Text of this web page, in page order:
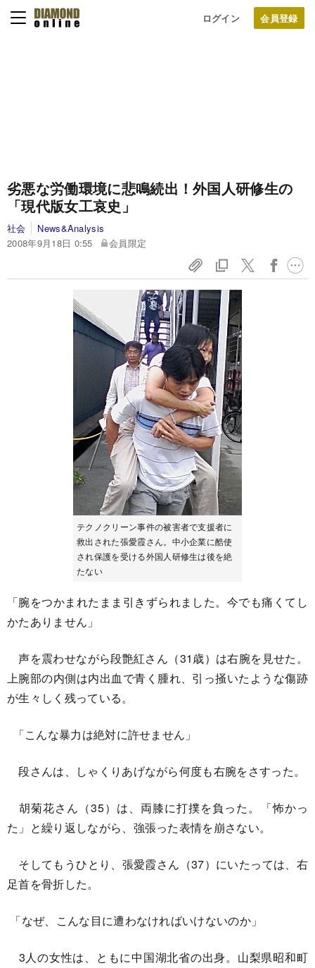
ログイン
劣悪な労働環境に悲鳴続出！外国人研修生の
「現代版女工哀史」
社会
News&Analysis
2008年9月18日 0:55
会員限定
テクノクリーン事件の被害者で支援者に
救出された張愛霞さん。中小企業に酷使
され保護を受ける外国人研修生は後を絶
たない
「腕をつかまれたまま引きずられました。今でも痛くてし
かたありません」
声を震わせながら段艶紅さん（31歳）は右腕を見せた。
上腕部の内側は内出血で青く腫れ、引っ掻いたような傷跡
が生々しく残っている。
「こんな暴力は絶対に許せません」
段さんは、しゃくりあげながら何度も右腕をさすった。
胡菊花さん（35）は、両膝に打撲を負った。「怖かっ
た」と繰り返しながら、強張った表情を崩さない。
そしてもうひとり、張愛霞さん（37）にいたっては、右
足首を骨折した。
「なぜ、こんな目に遭わなければいけないのか」
3人の女性は、ともに中国湖北省の出身。山梨県昭和町